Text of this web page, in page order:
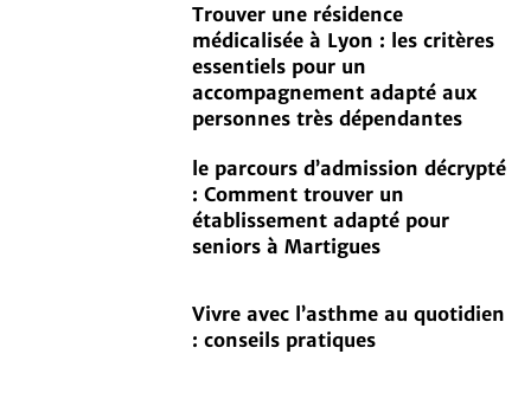
Trouver une résidence
médicalisée à Lyon : les critères
essentiels pour un
accompagnement adapté aux
personnes très dépendantes
le parcours d’admission décrypté
: Comment trouver un
établissement adapté pour
seniors à Martigues
Vivre avec l’asthme au quotidien
: conseils pratiques